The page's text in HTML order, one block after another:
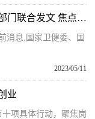
纠正医药购销和医疗服务不正之风！14部门联合发文 焦点速读
消息,国家卫健委、国
2023/05/11
业
项具体行动，聚焦岗